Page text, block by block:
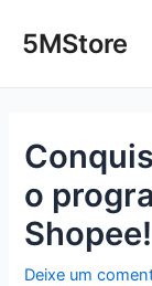
para5MStore
o
Shopee!
Deixe um
navigation